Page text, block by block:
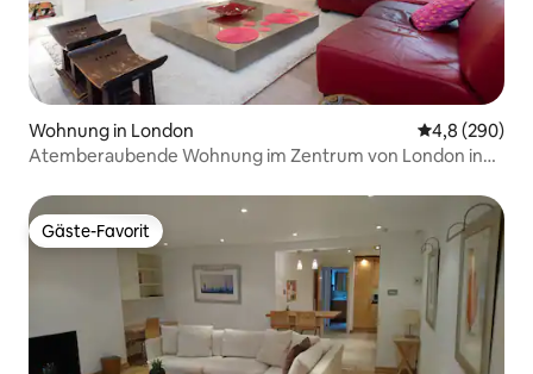
Wohnung in London
4,8 (290)
Atemberaubende Wohnung im Zentrum von London in
Gäste-Favorit
Gäste-Favorit